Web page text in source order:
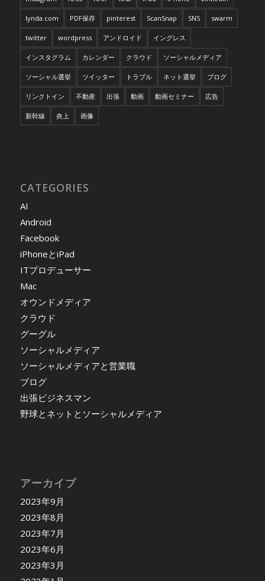
lynda.com PDF保存 pinterest ScanSnap SNS swarm
twitter wordpress アンドロイド イングレス
インスタグラム カレンダー クラウド ソーシャルメディア
ソーシャル選挙 ツイッター トラブル ネット選挙 ブログ
リンクトイン 不動産 出張 動画 動画セミナー 広告
新幹線 炎上 画像
CATEGORIES
AI
Android
Facebook
iPhoneとiPad
ITプロデューサー
Mac
オウンドメディア
クラウド
グーグル
ソーシャルメディア
ソーシャルメディアと営業職
ブログ
出張ビジネスマン
野球とネットとソーシャルメディア
アーカイブ
2023年9月
2023年8月
2023年7月
2023年6月
2023年3月